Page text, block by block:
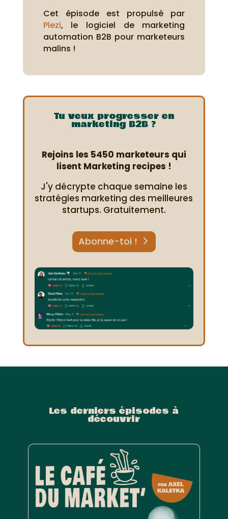
Cet épisode est propulsé par
Plezi, le logiciel de marketing
automation B2B pour marketeurs
malins !
Tu veux progresser en
marketing B2B ?
Rejoins les 5450 marketeurs qui
lisent Marketing recipes !
J'y décrypte chaque semaine les
stratégies marketing des meilleures
startups. Gratuitement.
Abonne-toi !
Les derniers épisodes à
découvrir